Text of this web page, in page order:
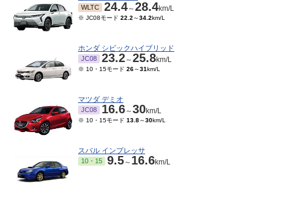
WLTC 24.4～28.4km/L
※ JC08モード 22.2 ～34.2km/L
ホンダ シビックハイブリッド
JC08 23.2～25.8km/L
※ 10・15モード 26～31km/L
マツダ デミオ
JC08 16.6～30km/L
※ 10・15モード 13.8～30km/L
スバル インプレッサ
10・15 9.5～ 16.6km/L